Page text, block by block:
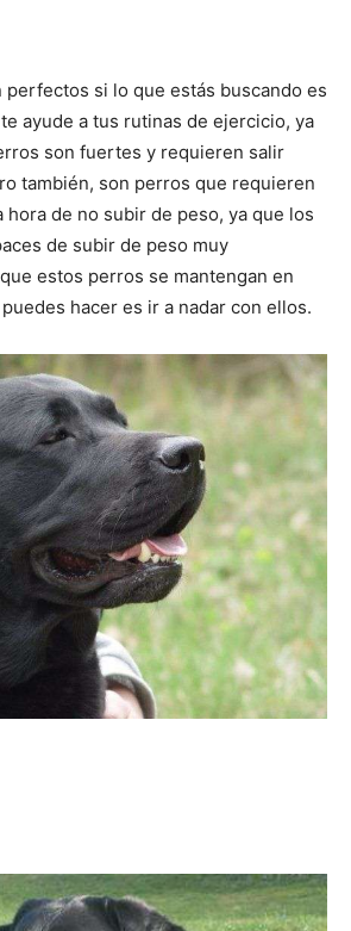
perfectos si lo que estás buscando es
ayude a tus rutinas de ejercicio, ya
son fuertes y requieren salir
también, son perros que requieren
hora de no subir de peso, ya que los
de subir de peso muy
estos perros se mantengan en
hacer es ir a nadar con ellos.